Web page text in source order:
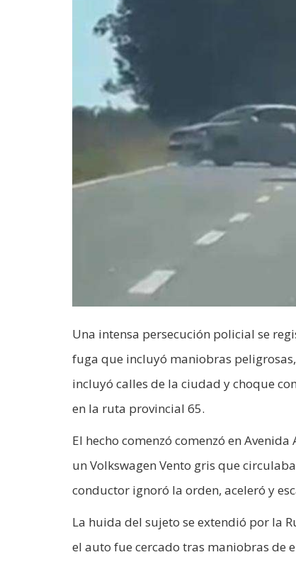
Una intensa persecución policial se
fuga que incluyó maniobras
incluyó calles de la ciudad y choque
en la ruta provincial 65.
El hecho comenzó comenzó en
un Volkswagen Vento gris que
conductor ignoró la orden, aceleró y
La huida del sujeto se extendió por la
el auto fue cercado tras maniobras de